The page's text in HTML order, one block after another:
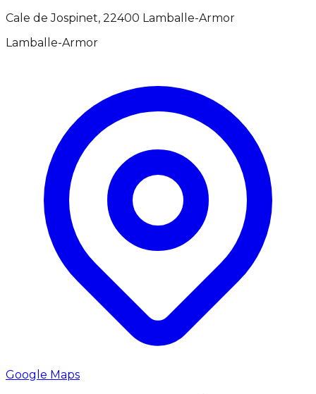
Cale de Jospinet, 22400 Lamballe-Armor
Lamballe-Armor
Google Maps